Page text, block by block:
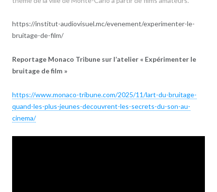
https://institut-audiovisuel.mc/evenement/experimenter-le-
bruitage-de-film/
Reportage Monaco Tribune sur l’atelier « Expérimenter le
bruitage de film »
https://www.monaco-tribune.com/2025/11/lart-du-bruitage-
quand-les-plus-jeunes-decouvrent-les-secrets-du-son-au-
cinema/